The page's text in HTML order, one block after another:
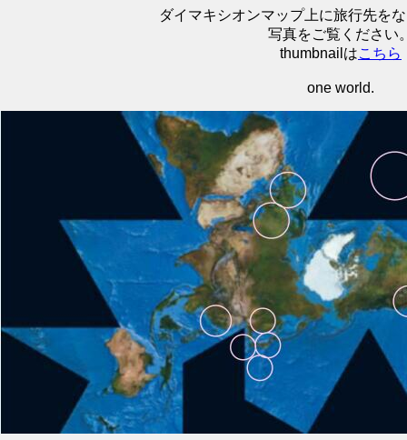
ダイマキシオンマップ上に旅行先を
写真をご覧ください
thumbnailはこちら
one world.